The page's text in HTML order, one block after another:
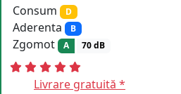
Consum
D
Aderenta B
Zgomot A 70 dB
Livrare gratuită *